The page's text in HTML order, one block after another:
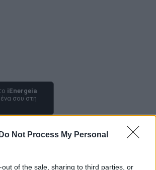
Do Not Process My Personal
out of the sale, sharing to third parties, or
iEnergeia
σου στη
ΓΡΑΦΑΚΟΣ ΑΥΤΟΔΙΟΙΚΗΣΗ
ΑΠΟΡΡΙΜΜΑΤΑ